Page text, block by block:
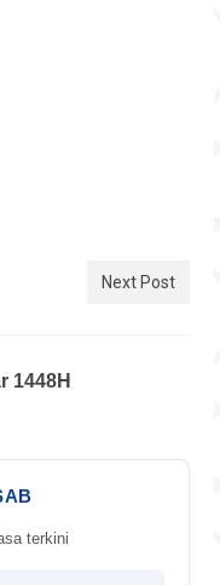
Next Post
1448H
terkini